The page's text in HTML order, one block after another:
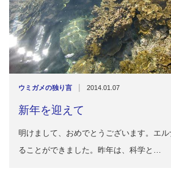
ウミガメの独り言 | 2014.01.07
新年を迎えて
明けまして、おめでとうございます。エル
ることができました。昨年は、科学と…